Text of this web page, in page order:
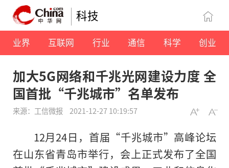
科技
业界 互联网 行业 通信 科学 创业
加大5G网络和千兆光网建设力度 全
国首批“千兆城市”名单发布
来源：工信微报 2021-12-27 10:19:57
12月24日，首届“千兆城市”高峰论坛
在山东省青岛市举行，会上正式发布了全国